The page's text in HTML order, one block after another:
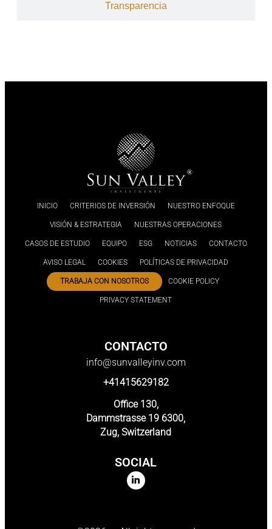
Transparencia
INICIO CRITERIOS DE INVERSIÓN NUESTRO ENFOQUE
VISIÓN & ESTRATEGIA NUESTRAS OPERACIONES
CASOS DE ESTUDIO EQUIPO ESG NOTICIAS CONTACTO
AVISO LEGAL COOKIES POLÍTICAS DE PRIVACIDAD
TRABAJA CON NOSOTROS COOKIE POLICY
PRIVACY STATEMENT
CONTACTO
info@sunvalleyinv.com
+41415629182
Office 130,
Dammstrasse 19 6300,
Zug, Switzerland
SOCIAL